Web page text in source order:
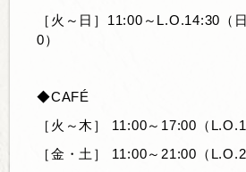
［火～日］11:00～L.O.14:30（
0）
◆CAFÉ
［火～木］
11:00～17:00（
［金・土］
11:00～21:00 （